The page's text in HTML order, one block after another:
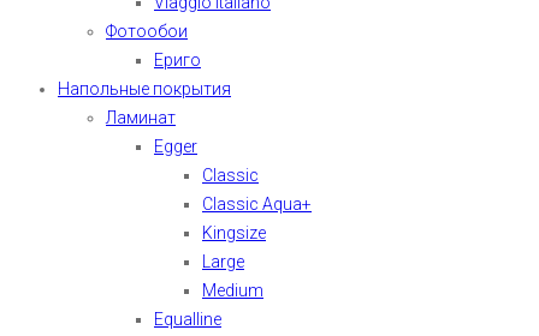
Фотообои
Ериго
Напольные покрытия
Ламинат
Egger
Classic
Classic Aqua+
Kingsize
Large
Medium
Equalline